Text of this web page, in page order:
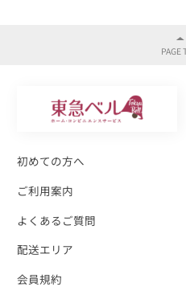
初めての方へ
ご利用案内
よくあるご質問
配送エリア
会員規約